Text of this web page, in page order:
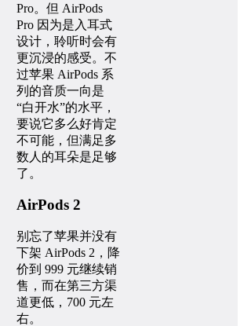
Pro。但 AirPods
Pro 因为是入耳式
设计，聆听时会有
更沉浸的感受。不
过苹果 AirPods 系
列的音质一向是
“白开水”的水平，
要说它多么好肯定
不可能，但满足多
数人的耳朵是足够
了。
AirPods 2
别忘了苹果并没有
下架 AirPods 2，降
价到 999 元继续销
售，而在第三方渠
道更低，700 元左
右。